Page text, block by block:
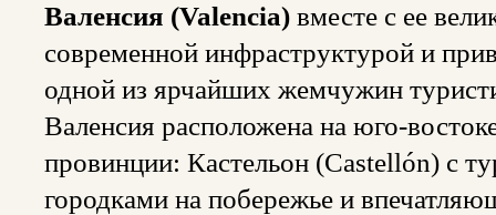
Валенсия (Valencia) вместе с ее
современной инфраструктурой и
одной из ярчайших жемчужин
Валенсия расположена на юго-
провинции: Кастельон (Castellón) с
городками на побережье и